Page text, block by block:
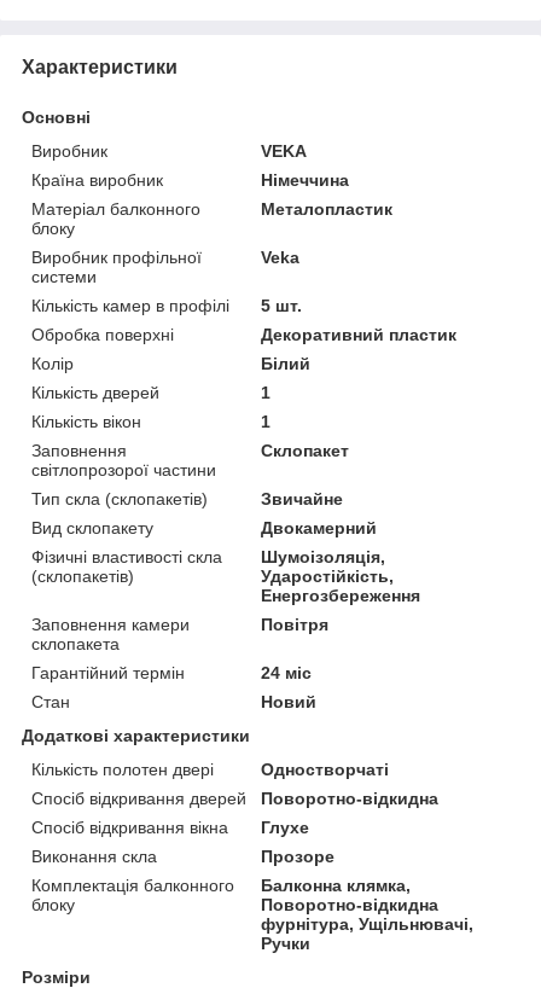
Характеристики
Основні
Виробник
VEKA
Країна виробник
Німеччина
Матеріал балконного
блоку
Металопластик
Виробник профільної
системи
Veka
Кількість камер в профілі
5 шт.
Обробка поверхні
Декоративний пластик
Колір
Білий
Кількість дверей
1
Кількість вікон
1
Заповнення
світлопрозорої частини
Склопакет
Тип скла (склопакетів)
Звичайне
Вид склопакету
Двокамерний
Фізичні властивості скла
(склопакетів)
Шумоізоляція,
Ударостійкість,
Енергозбереження
Заповнення камери
склопакета
Повітря
Гарантійний термін
24 міс
Стан
Новий
Додаткові характеристики
Кількість полотен двері
Одностворчаті
Спосіб відкривання дверей
Поворотно-відкидна
Спосіб відкривання вікна
Глухе
Виконання скла
Прозоре
Комплектація балконного
блоку
Балконна клямка,
Поворотно-відкидна
фурнітура, Ущільнювачі,
Ручки
Розміри